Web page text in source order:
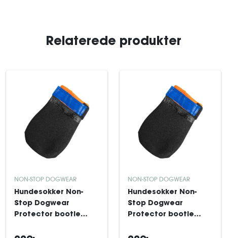
Relaterede produkter
NON-STOP DOGWEAR
Hundesokker Non-
Stop Dogwear
Protector bootie
NON-STOP DOGWEAR
Hundesokker Non-
Stop Dogwear
Protector bootie